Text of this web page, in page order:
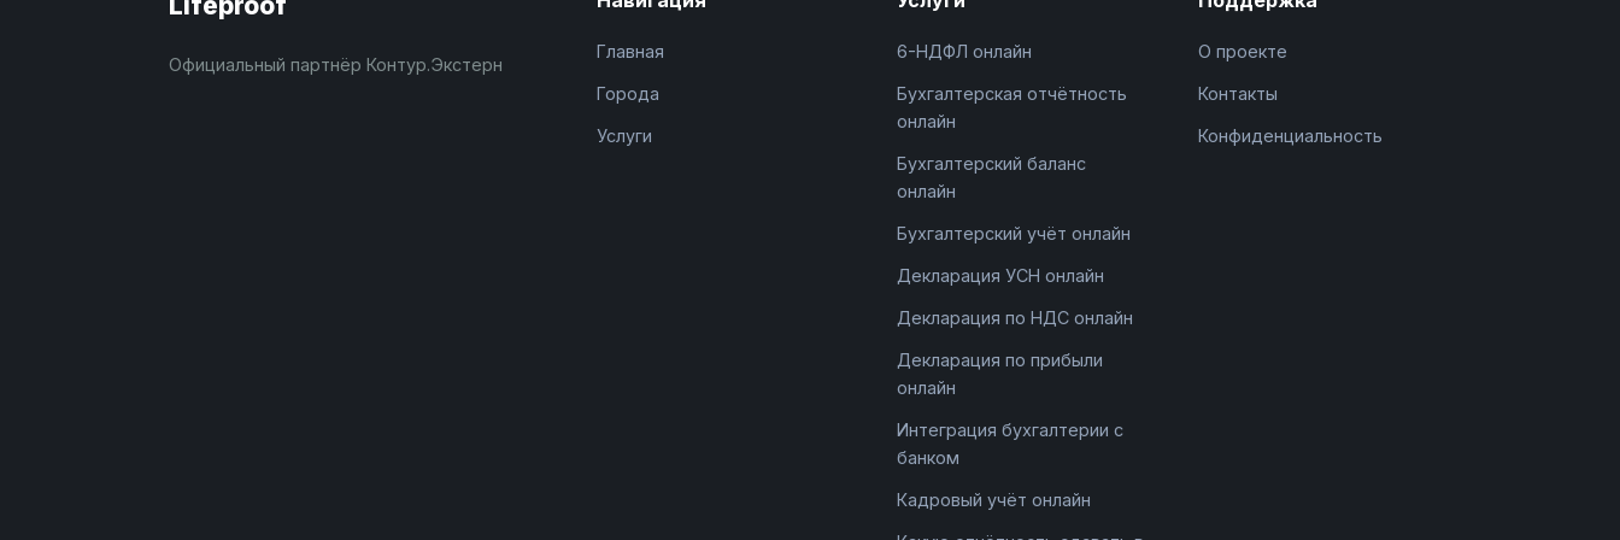
Официальный партнёр Контур.Экстерн
Главная
Города
Услуги
6-НДФЛ онлайн
Бухгалтерская отчётность
онлайн
Бухгалтерский баланс
онлайн
Бухгалтерский учёт онлайн
Декларация УСН онлайн
Декларация по НДС онлайн
Декларация по прибыли
онлайн
Интеграция бухгалтерии с
банком
Кадровый учёт онлайн
О проекте
Контакты
Конфиденциальность